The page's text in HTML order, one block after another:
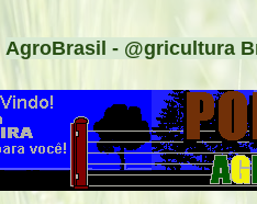
AgroBrasil - @gricultura